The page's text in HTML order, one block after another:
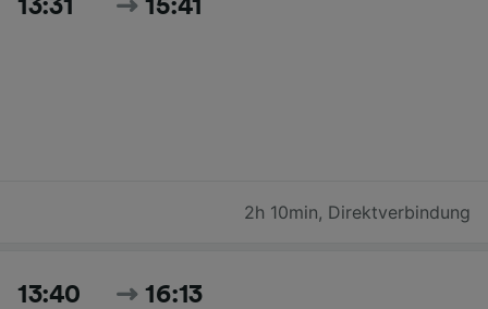
13:31 15:41
2h 10min, Direktverbindung
13:40 16:13